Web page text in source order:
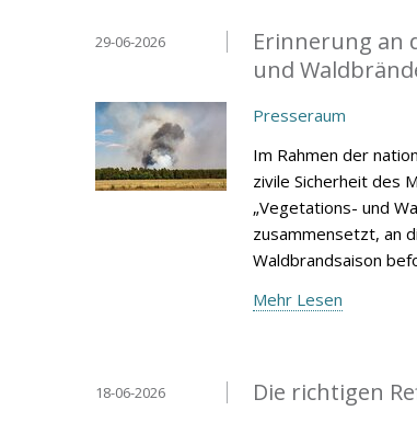
Erinnerung an
und
29-06-2026
Presseraum
Im Rahmen der
zivile Sicherheit des
„Vegetations- und
zusammensetzt, an
Waldbrandsaison
Mehr Lesen
Die richtigen
18-06-2026